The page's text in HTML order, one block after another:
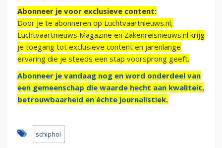
Abonneer je voor exclusieve content:
Door je te abonneren op Luchtvaartnieuws.nl,
Luchtvaartnieuws Magazine en Zakenreisnieuws.nl krijg
je toegang tot exclusieve content en jarenlange
ervaring die je steeds een stap voorsprong geeft.
Abonneer je vandaag nog en word onderdeel van
een gemeenschap die waarde hecht aan kwaliteit,
betrouwbaarheid en échte journalistiek.
schiphol